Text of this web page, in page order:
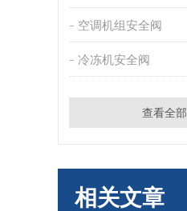
空调机组安全阀
冷冻机安全阀
查看全部
相关文章